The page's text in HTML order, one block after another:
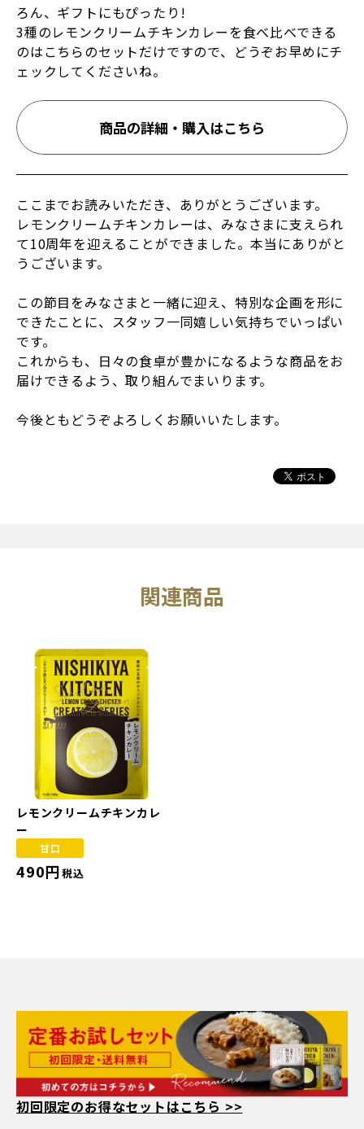
ろん、ギフトにもぴったり!
3種のレモンクリームチキンカレーを食べ比べできる
のはこちらのセットだけですので、どうぞお早めにチ
ェックしてくださいね。
商品の詳細・購入はこちら
ここまでお読みいただき、ありがとうございます。
レモンクリームチキンカレーは、みなさまに支えられ
て10周年を迎えることができました。本当にありがと
うございます。
この節目をみなさまと一緒に迎え、特別な企画を形に
できたことに、スタッフ一同嬉しい気持ちでいっぱい
です。
これからも、日々の食卓が豊かになるような商品をお
届けできるよう、取り組んでまいります。
今後ともどうぞよろしくお願いいたします。
関連商品
レモンクリームチキンカレ
ー
甘口
490円税込
初回限定のお得なセットはこちら >>